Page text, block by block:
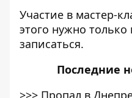
Участие в мастер-
этого нужно
записаться.
Последние